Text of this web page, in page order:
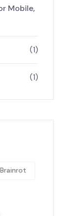
Mobile,
(1)
(1)
Brainrot